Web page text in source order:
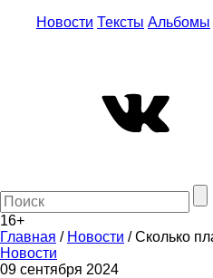
Новости Тексты Альбомы
16+
Главная / Новости /Сколько
Новости
09 сентября 2024